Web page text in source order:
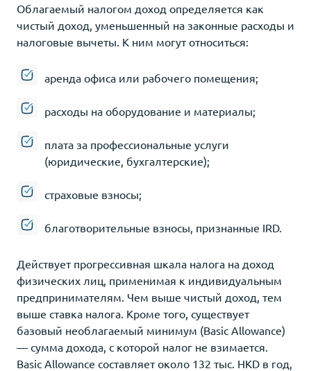
Облагаемый налогом доход определяется как
чистый доход, уменьшенный на законные расходы и
налоговые вычеты. К ним могут относиться:
аренда офиса или рабочего помещения;
расходы на оборудование и материалы;
плата за профессиональные услуги
(юридические, бухгалтерские);
страховые взносы;
благотворительные взносы, признанные IRD.
Действует прогрессивная шкала налога на доход
физических лиц, применимая к индивидуальным
предпринимателям. Чем выше чистый доход, тем
выше ставка налога. Кроме того, существует
базовый необлагаемый минимум (Basic Allowance)
— сумма дохода, с которой налог не взимается.
Basic Allowance составляет около 132 тыс. HKD в год,